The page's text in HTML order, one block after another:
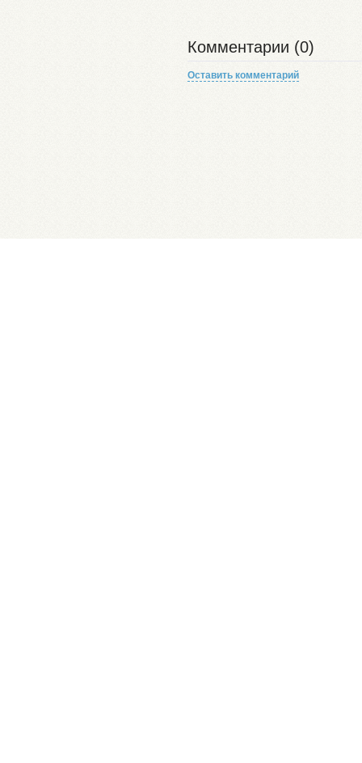
Комментарии (0)
Оставить комментарий